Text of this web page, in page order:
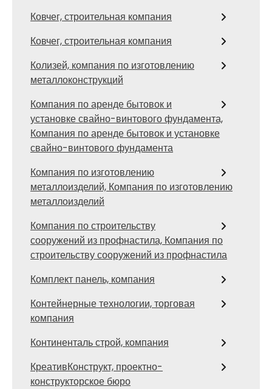
Ковчег, строительная компания
Ковчег, строительная компания
Колизей, компания по изготовлению
металлоконструкций
Компания по аренде бытовок и
установке свайно-винтового фундамента,
Компания по аренде бытовок и установке
свайно-винтового фундамента
Компания по изготовлению
металлоизделий, Компания по изготовлению
металлоизделий
Компания по строительству
сооружений из профнастила, Компания по
строительству сооружений из профнастила
Комплект панель, компания
Контейнерные технологии, торговая
компания
Континенталь строй, компания
КреативКонструкт, проектно-
конструкторское бюро